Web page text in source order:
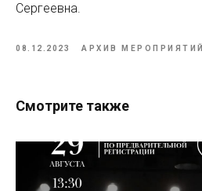
Сергеевна.
08.12.2023 АРХИВ МЕРОПРИЯТИЙ
Смотрите также